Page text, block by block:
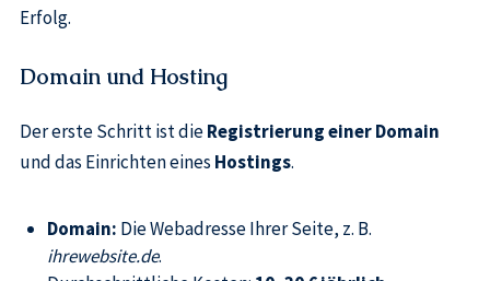
Erfolg.
Domain und Hosting
Der erste Schritt ist dieRegistrierung einer Domain
und das Einrichten eines Hostings.
Domain: Die Webadresse Ihrer Seite, z. B.
ihrewebsite.de.